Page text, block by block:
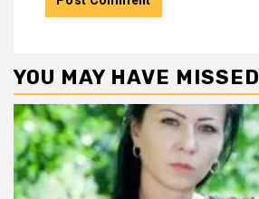
YOU MAY HAVE MISSED